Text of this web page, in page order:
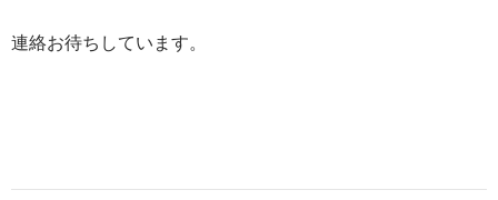
連絡お待ちしています。